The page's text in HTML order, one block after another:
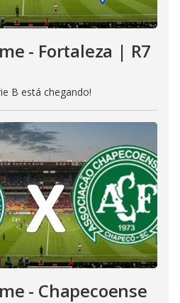
- Fortaleza | R7
B está chegando!
- Chapecoense